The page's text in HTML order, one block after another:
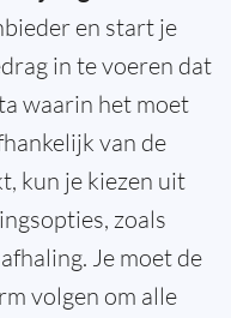
en start je
in te voeren dat
waarin het moet
van de
kun je kiezen uit
zoals
Je moet de
volgen om alle